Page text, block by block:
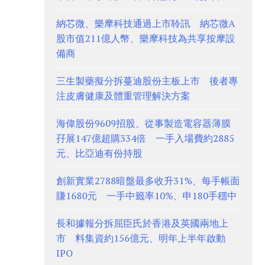
納芯微、樂摩科技通過上市聆訊 納芯微A
股市值211億人幣、樂摩科技為共享按摩設
備商
三生製藥擬分拆蔓迪股份主板上市 後者專
注皮膚健康及體重管理解決方案
海偉股份9609招股、從事製造電容器薄膜
孖展147億超購334倍 一手入場費約2885
元、比亞迪有份持股
創新實業2788暗盤最多收升31%、每手帳面
賺1680元 一手中籤率10%、申180手穩中
長和據報分拆屈臣氏於香港及英國兩地上
市 料集資約156億元、明年上半年啟動
IPO